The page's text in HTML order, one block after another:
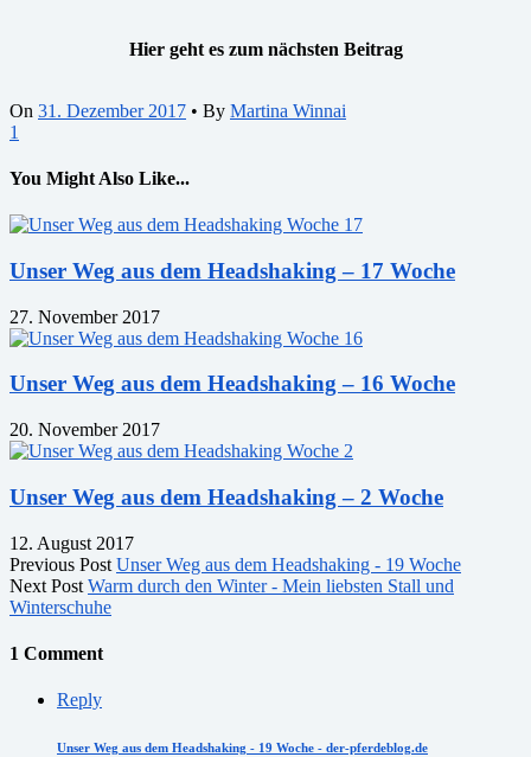
Hier geht es zum nächsten Beitrag
On 31. Dezember 2017 • By Martina Winnai
1
You Might Also Like...
Unser Weg aus dem Headshaking – 17 Woche
27. November 2017
Unser Weg aus dem Headshaking – 16 Woche
20. November 2017
Unser Weg aus dem Headshaking – 2 Woche
12. August 2017
Previous Post Unser Weg aus dem Headshaking - 19 Woche
Next Post Warm durch den Winter - Mein liebsten Stall und
Winterschuhe
1 Comment
Reply
Unser Weg aus dem Headshaking - 19 Woche - der-pferdeblog.de